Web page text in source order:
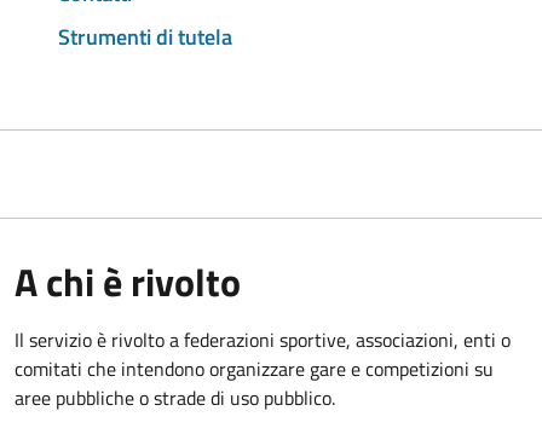
Strumenti di tutela
A chi è rivolto
Il servizio è rivolto a federazioni sportive, associazioni, enti o
comitati che intendono organizzare gare e competizioni su
aree pubbliche o strade di uso pubblico.